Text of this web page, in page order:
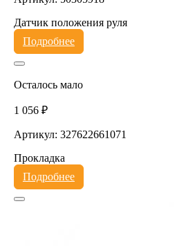
Датчик положения руля
Подробнее
Осталось мало
1 056 ₽
Артикул: 327622661071
Прокладка
Подробнее